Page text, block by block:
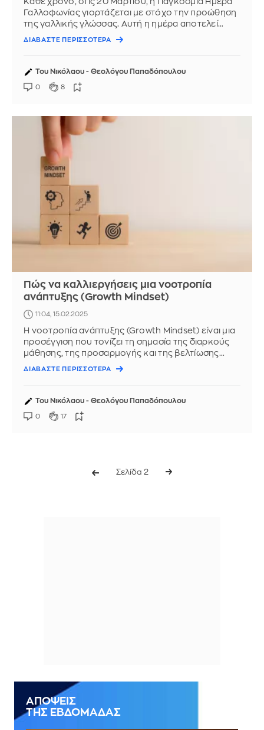
Γαλλοφωνίας γιορτάζεται με στόχο την προώθηση
της γαλλικής γλώσσας. Αυτή η ημέρα αποτελεί
αφορμή για να αναλογιστούμε ...
ΔΙΑΒΑΣΤΕ ΠΕΡΙΣΣΟΤΕΡΑ
Του Νικόλαου - Θεολόγου Παπαδόπουλου
0 8
Πώς να καλλιεργήσεις μια νοοτροπία
ανάπτυξης (Growth Mindset)
11:04, 15.02.2025
Η νοοτροπία ανάπτυξης (Growth Mindset) είναι μια
προσέγγιση που τονίζει τη σημασία της διαρκούς
μάθησης, της προσαρμογής και της βελτίωσης
μέσα από την προσπάθεια και την ...
ΔΙΑΒΑΣΤΕ ΠΕΡΙΣΣΟΤΕΡΑ
Του Νικόλαου - Θεολόγου Παπαδόπουλου
0 17
Σελίδα 2
ΑΠΟΨΕΙΣ
ΤΗΣ ΕΒΔΟΜΑΔΑΣ